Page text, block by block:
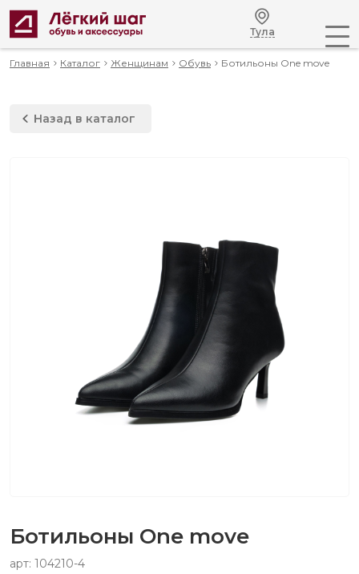
Тула
Главная Каталог Женщинам Обувь Ботильоны One move
Назад в каталог
Ботильоны One move
арт: 104210-4